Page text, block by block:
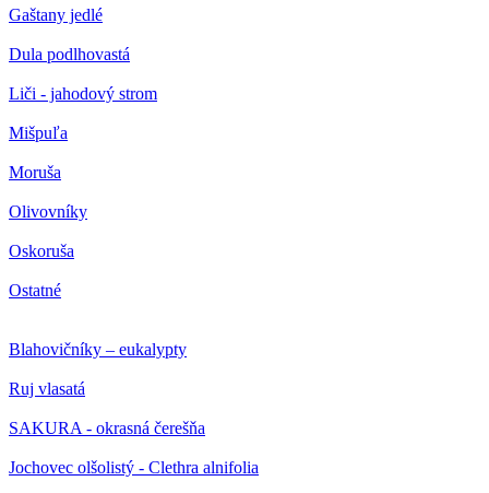
Gaštany jedlé
Dula podlhovastá
Liči - jahodový strom
Mišpuľa
Moruša
Olivovníky
Oskoruša
Ostatné
Blahovičníky – eukalypty
Ruj vlasatá
SAKURA - okrasná čerešňa
Jochovec olšolistý - Clethra alnifolia